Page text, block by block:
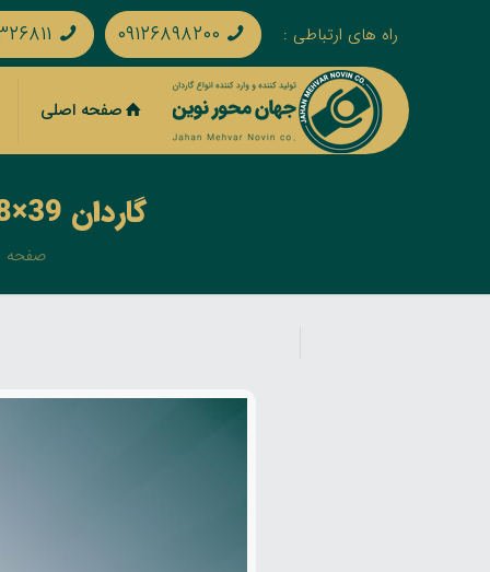
راه های ارتباطی : ۰۹۱۲۶۸۹۸۲۰۰
صفحه اصلی
گاردان 39×118 یکسر فلنج 4 سوراخ زه نری یا مادگی لوله 3 گوش